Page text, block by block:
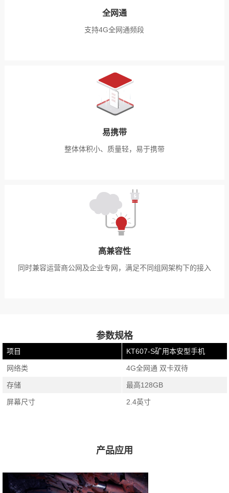
全网通
支持4G全网通频段
易携带
整体体积小、质量轻，易于携带
高兼容性
同时兼容运营商公网及企业专网，满足不同组网架构下的接入
参数规格
项目 KT607-S矿用本安型手机
网络类 4G全网通 双卡双待
存储 最高128GB
屏幕尺寸 2.4英寸
产品应用